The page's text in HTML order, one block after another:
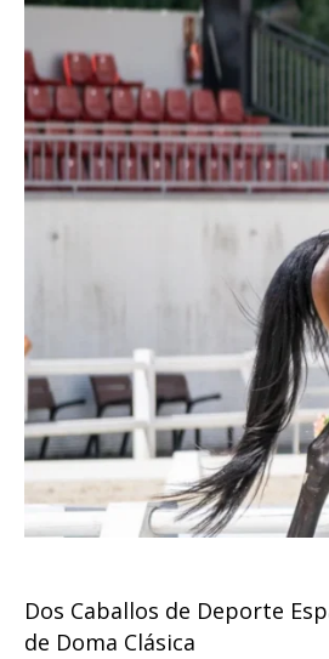
Dos Caballos de Deporte
de Doma Clásica